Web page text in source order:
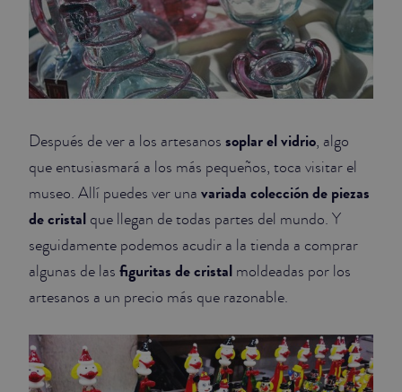
Después de ver a los artesanos soplar el vidrio, algo
que entusiasmará a los más pequeños, toca visitar el
museo. Allí puedes ver una variada colección de piezas
de cristal que llegan de todas partes del mundo. Y
seguidamente podemos acudir a la tienda a comprar
algunas de las figuritas de cristal moldeadas por los
artesanos a un precio más que razonable.